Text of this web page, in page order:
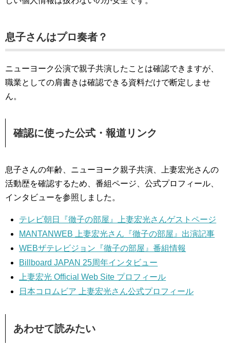
息子さんはプロ奏者？
ニューヨーク公演で親子共演したことは確認できますが、
職業としての肩書きは確認できる資料だけで断定しませ
ん。
確認に使った公式・報道リンク
息子さんの年齢、ニューヨーク親子共演、上妻宏光さんの
活動歴を確認するため、番組ページ、公式プロフィール、
インタビューを参照しました。
テレビ朝日『徹子の部屋』上妻宏光さんゲストページ
MANTANWEB 上妻宏光さん『徹子の部屋』出演記事
WEBザテレビジョン『徹子の部屋』番組情報
Billboard JAPAN 25周年インタビュー
上妻宏光 Official Web Site プロフィール
日本コロムビア 上妻宏光さん公式プロフィール
あわせて読みたい